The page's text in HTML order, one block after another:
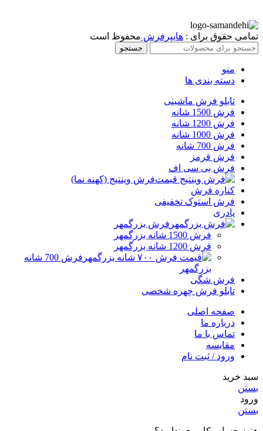
تمامی حقوق برای : هایپرفرش محفوظ است
جستجو
منو
دسته بندی ها
تابلو فرش ماشینی
فرش 1500 شانه
فرش 1200 شانه
فرش 1000 شانه
فرش 700 شانه
فرش قرمز
فرش بی سی اف
فرش وینتیج (کهنه نما)
کناره فرش
فرش استوک تخفیفی
پادری
فرش بزرگمهر
فرش 1500 شانه بزرگمهر
فرش 1200 شانه بزرگمهر
فرش 700 شانه
بزرگمهر
فرش شگی
تابلو فرش چهره شخصی
صفحه اصلی
درباره ما
تماس با ما
مقایسه
ورود / ثبت نام
سبد خرید
بستن
ورود
بستن